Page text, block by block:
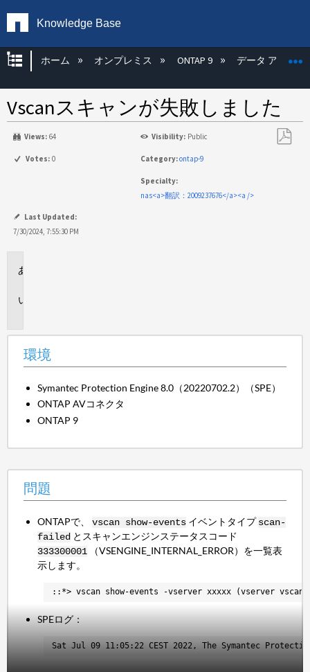
Knowledge Base
グローバル階層を展開/折りたたむ
ホーム オンプレミス ONTAP 9 データ アクセス
Vscanスキャンが失敗しました
Views: 64 Visibility: Public
Votes: 0 Category:ontap-9
Specialty:
nas<a>翻訳：2009237676</a><a />
Last Updated:
7/30/2024, 7:55:30 PM
環境
Symantec Protection Engine 8.0（20220702.2）（SPE）
ONTAP AVコネクタ
ONTAP 9
問題
ONTAPで、vscan show-events イベントタイプscan-
failed とスキャンエンジンステータスコード
333300001 （VSENGINE_INTERNAL_ERROR）を一覧表
示します。
::*> vscan show-events -vserver xxxxx (vserver
SPEログ：
Sat Jul 09 11:05:22 CEST 2022, The Symantec